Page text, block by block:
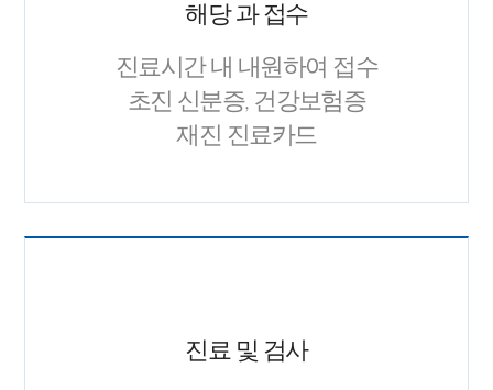
해당 과 접수
진료시간 내 내원하여 접수
초진 신분증, 건강보험증
재진 진료카드
진료 및 검사